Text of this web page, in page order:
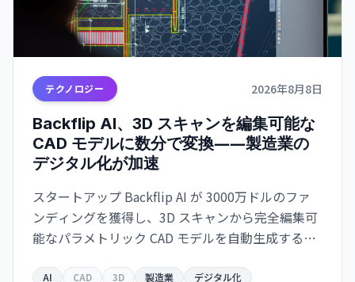
テクノロジー 2026年8月8日
Backflip AI、3D スキャンを編集可能な
CAD モデルに数分で変換――製造業の
デジタル化が加速
スタートアップ Backflip AI が 3000万ドルのファ
ンディングを獲得し、3D スキャンから完全編集可
能なパラメトリック CAD モデルを自動生成するソ
AI CAD 3D 製造業 デジタル化